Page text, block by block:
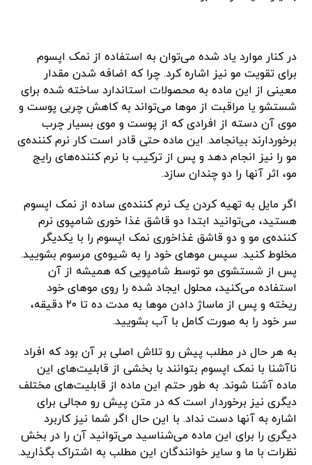
در کنار موارد یاد شده می‌توان به استفاده از نمک اپسوم
برای تقویت مو نیز اشاره کرد. چرا که اضافه شدن مقدار
معینی از این ماده به محصولات استاندارد ساخته شده برای
شستشو یا مراقبت از موها می‌تواند به کاهش چربی پوست و
موی آن دسته از افرادی که از پوست و موی بسیار چرب
برخوردارند بیانجامد. این ماده حتی قادر است کار نرم کننده‌ی
مو را نیز انجام دهد و پس از ترکیب با نرم کننده‌های رایج
مو، اثر آنها را دو چندان سازد.
اگر مایل به تهیه کردن یک نرم کننده‌ی ساده از نمک اپسوم
هستید، می‌توانید ابتدا دو قاشق غذا خوری شامپوی نرم
کننده‌ی مو و دو قاشق غذاخوری نمک اپسوم را با یکدیگر
مخلوط کنید. سپس موهای خود را به شیوه‌ی مرسوم بشویید.
پس از شستشوی مو توسط شامپویی که همیشه از آن
استفاده می‌کنید، محلول ایجاد شده را روی موهای خود
ریخته و پس از ماساژ دادن موها به مدت ده تا ۲۰ دقیقه،
سر خود را به صورت کامل با آب بشویید.
به هر حال در مطلب پیش رو تلاش اصلی بر آن بود که افراد
ناآشنا با نمک اپسوم بتوانند با بخشی از قابلیت‌های این
ماده آشنا شوند. به طور حتم این ماده از قابلیت‌های مختلف
دیگری نیز برخوردار است که در متن پیش رو مجالی برای
اشاره به آنها دست نداد. با این حال اگر شما نیز کاربرد
دیگری را برای این ماده می‌شناسید می‌توانید آن را در بخش
نظرات با ما و سایر خوانندگان این مطلب به اشتراک بگذارید.